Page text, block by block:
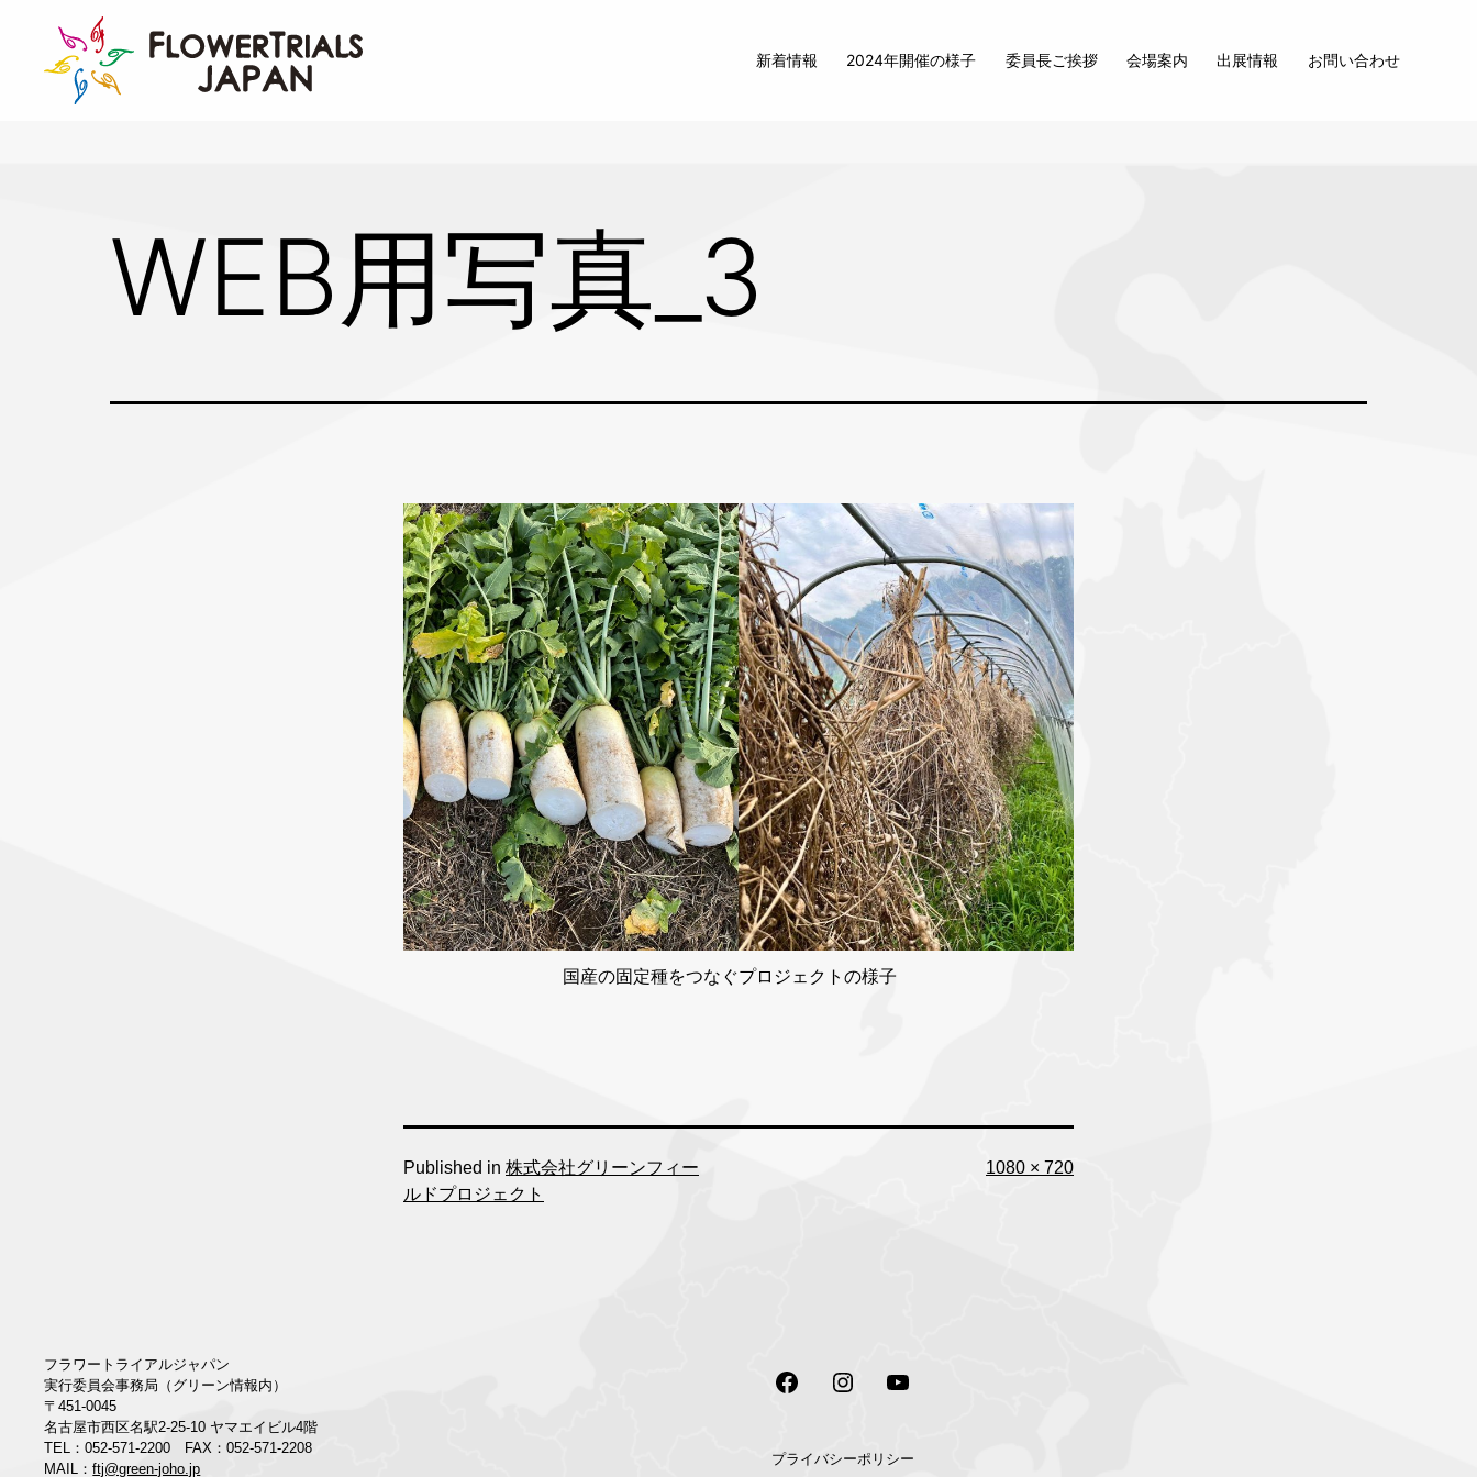
content
新着情報 2024年開催の様子 委員長ご挨拶 会場案内 出展情報 お問い合わせ
WEB用写真_3
国産の固定種をつなぐプロジェクトの様子
Published in 株式会社グリーンフィー
ルドプロジェクト
Full
1080 × 720
フラワートライアルジャパン
実行委員会事務局（グリーン情報内）
〒451-0045
名古屋市西区名駅2-25-10 ヤマエイビル4階
TEL：052-571-2200 FAX：052-571-2208
MAIL：ftj@green-joho.jp
Facebook Instagram
プライバシーポリシー